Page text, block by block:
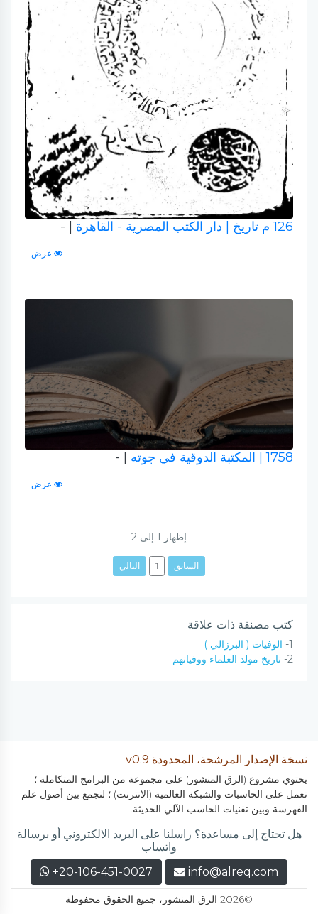
126 م تاريخ | دار الكتب المصرية - القاهرة | -
عرض
1758 | المكتبة الدوقية في جوته | -
عرض
إظهار 1 إلى 2
السابق 1 التالي
كتب مصنفة ذات علاقة
1- الوفيات ( البرزالي )
2- تاريخ مولد العلماء ووفياتهم
نسخة الإصدار المرشحة، المحدودة v0.9
يحتوي مشروع (الرق المنشور) على مجموعة من البرامج المتكاملة ؛
تعمل على الحاسبات والشبكة العالمية (الانترنت) ؛ لتجمع بين أصول علم
الفهرسة وبين تقنيات الحاسب الآلي الحديثة.
هل تحتاج إلى مساعدة؟ راسلنا على البريد الالكتروني أو برسالة
واتساب
info@alreq.com
+20-106-451-0027
©2026 الرق المنشور، جميع الحقوق محفوظة